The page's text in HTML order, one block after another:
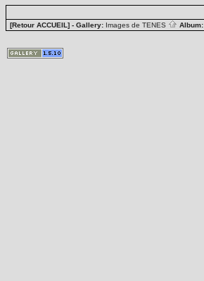
[Retour ACCUEIL] - Gallery: Images de TENES Album: